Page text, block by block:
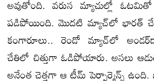
అవుతోంది. వరుస మ్యాచుల్లో
పడిపోయింది. మొదటి మ్యాచ్​లో భారత్
కంగారూలు.. రెండో మ్యాచ్​లో
చేతిలో చిత్తుగా ఓడిపోయారు. అసలు
అనేంత చెత్తగా ఆ టీమ్ పెర్ఫార్మెన్స్